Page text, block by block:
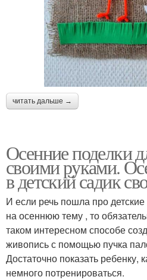
читать дальше →
Осенние поделки
своими руками.
в детский садик
И если речь пошла про
на осеннюю тему , то
таком интересном способе
живопись с помощью пучка
Достаточно показать ребенку,
немного потренироваться.